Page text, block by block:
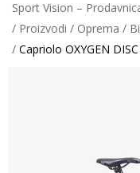
Sport Vision –
Proizvodi
Oprema
Capriolo OXYGEN